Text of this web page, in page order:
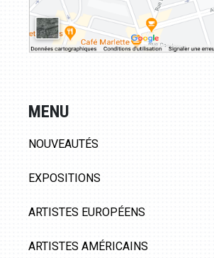
MENU
NOUVEAUTÉS
EXPOSITIONS
ARTISTES EUROPÉENS
ARTISTES AMÉRICAINS